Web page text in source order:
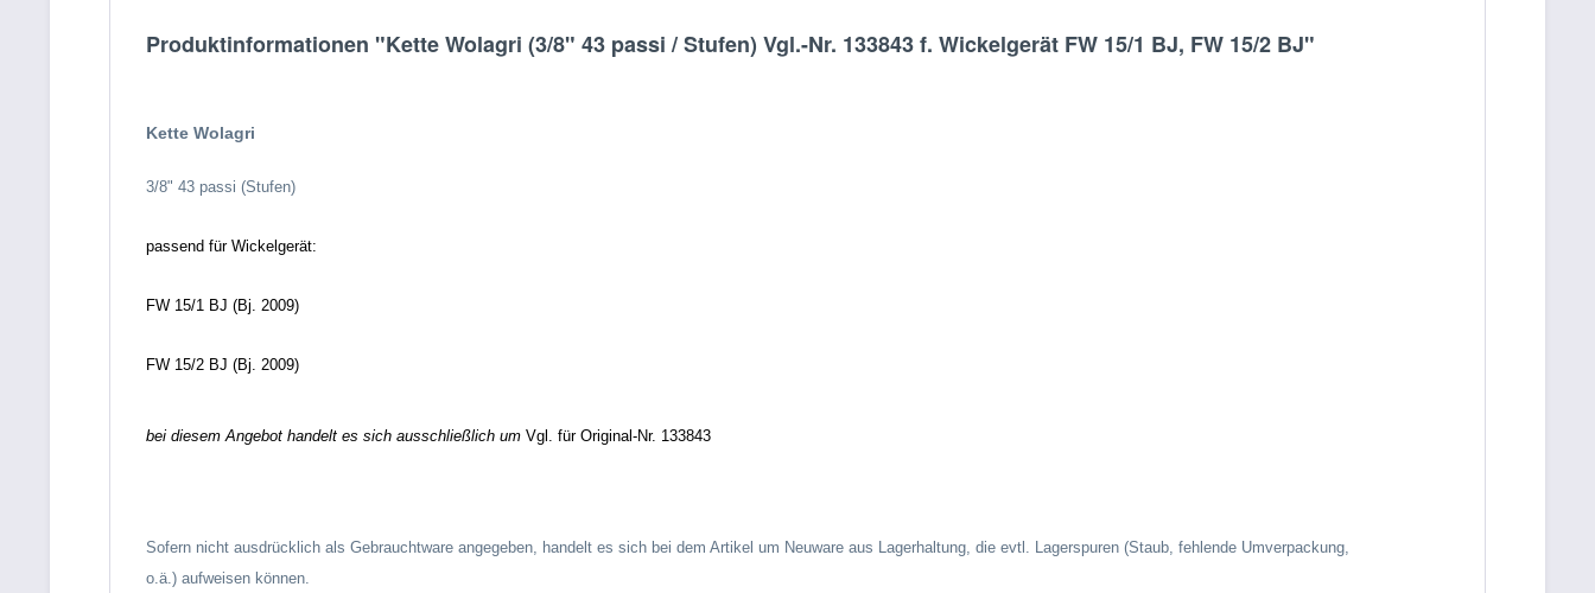
Produktinformationen "Kette Wolagri (3/8" 43 passi / Stufen) Vgl.-Nr. 133843 f. Wickelgerät FW 15/1 BJ, FW 15/2 BJ"
Kette Wolagri
3/8" 43 passi (Stufen)
passend für Wickelgerät:
FW 15/1 BJ (Bj. 2009)
FW 15/2 BJ (Bj. 2009)
bei diesem Angebot handelt es sich ausschließlich um Vgl. für Original-Nr. 133843
Sofern nicht ausdrücklich als Gebrauchtware angegeben, handelt es sich bei dem Artikel um Neuware aus Lagerhaltung, die evtl. Lagerspuren (Staub, fehlende Umverpackung,
o.ä.) aufweisen können.